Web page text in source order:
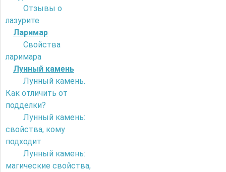
Отзывы о
лазурите
Ларимар
Свойства
ларимара
Лунный камень
Лунный камень.
Как отличить от
подделки?
Лунный камень:
свойства, кому
подходит
Лунный камень:
магические свойства,